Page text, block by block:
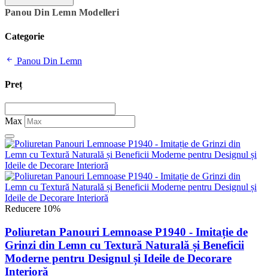
Panou Din Lemn Modelleri
Categorie
Panou Din Lemn
Preț
Max
Reducere 10%
Poliuretan Panouri Lemnoase P1940 - Imitație de
Grinzi din Lemn cu Textură Naturală și Beneficii
Moderne pentru Designul și Ideile de Decorare
Interioră